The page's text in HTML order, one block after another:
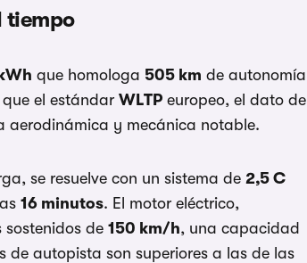
tiempo
que homologa 505 km de autonomía
el estándar WLTP europeo, el dato de
aerodinámica y mecánica notable.
se resuelve con un sistema de 2,5 C
16 minutos. El motor eléctrico,
de 150 km/h, una capacidad
autopista son superiores a las de las